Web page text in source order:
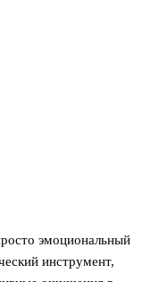
эмоциональный
инструмент,